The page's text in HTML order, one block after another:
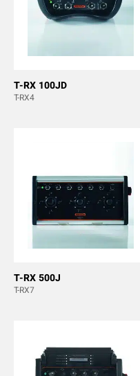
T-RX 100JD
T-RX4
T-RX 500J
T-RX7